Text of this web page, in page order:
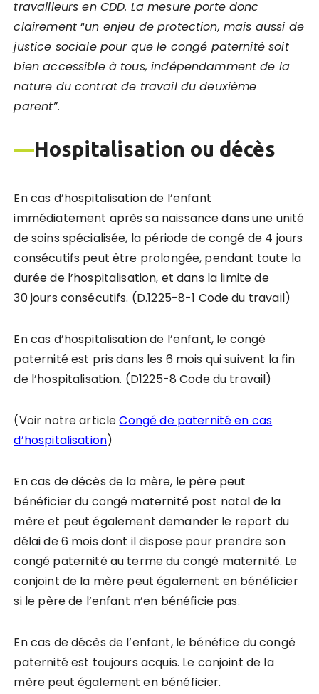
travailleurs en CDD. La mesure porte donc
clairement“un enjeu de protection, mais aussi de
justice sociale pour que le congé paternité soit
bien accessible à tous, indépendamment de la
nature du contrat de travail du deuxième
parent”.
—Hospitalisation ou décès
En cas d’hospitalisation de l’enfant
immédiatement après sa naissance dans une unité
de soins spécialisée, la période de congé de 4 jours
consécutifs peut être prolongée, pendant toute la
durée de l’hospitalisation, et dans la limite de
30 jours consécutifs. (D.1225-8-1 Code du travail)
En cas d’hospitalisation de l’enfant, le congé
paternité est pris dans les 6 mois qui suivent la fin
de l’hospitalisation. (D1225-8 Code du travail)
(Voir notre articleCongé de paternité en cas
d’hospitalisation)
En cas de décès de la mère, le père peut
bénéficier du congé maternité post natal de la
mère et peut également demander le report du
délai de 6 mois dont il dispose pour prendre son
congé paternité au terme du congé maternité. Le
conjoint de la mère peut également en bénéficier
si le père de l’enfant n’en bénéficie pas.
En cas de décès de l’enfant, le bénéfice du congé
paternité est toujours acquis. Le conjoint de la
mère peut également en bénéficier.